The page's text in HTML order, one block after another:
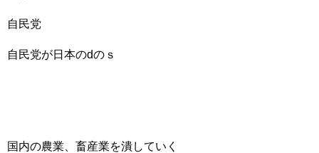
自民党
自民党が日本のdのｓ
国内の農業、畜産業を潰していく